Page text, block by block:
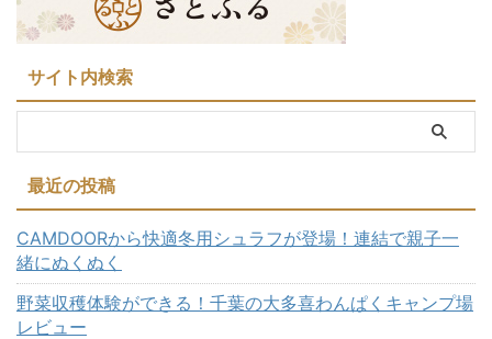
サイト内検索
最近の投稿
CAMDOORから快適冬用シュラフが登場！連結で親子一
緒にぬくぬく
野菜収穫体験ができる！千葉の大多喜わんぱくキャンプ場
レビュー